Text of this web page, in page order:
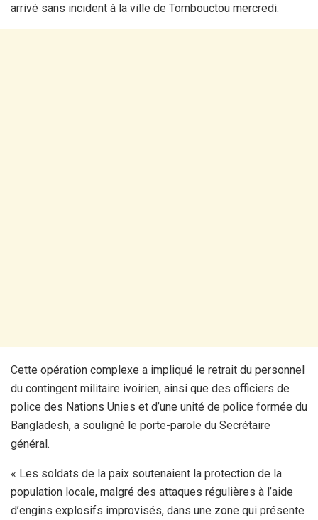
arrivé sans incident à la ville de Tombouctou mercredi.
Cette opération complexe a impliqué le retrait du personnel
du contingent militaire ivoirien, ainsi que des officiers de
police des Nations Unies et d’une unité de police formée du
Bangladesh, a souligné le porte-parole du Secrétaire
général.
« Les soldats de la paix soutenaient la protection de la
population locale, malgré des attaques régulières à l’aide
d’engins explosifs improvisés, dans une zone qui présente